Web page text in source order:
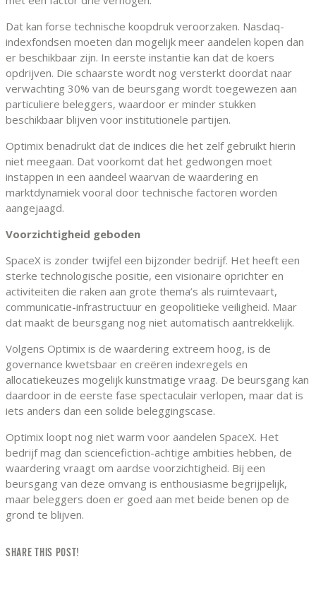
Dat kan forse technische koopdruk veroorzaken. Nasdaq-
indexfondsen moeten dan mogelijk meer aandelen kopen dan
er beschikbaar zijn. In eerste instantie kan dat de koers
opdrijven. Die schaarste wordt nog versterkt doordat naar
verwachting 30% van de beursgang wordt toegewezen aan
particuliere beleggers, waardoor er minder stukken
beschikbaar blijven voor institutionele partijen.
Optimix benadrukt dat de indices die het zelf gebruikt hierin
niet meegaan. Dat voorkomt dat het gedwongen moet
instappen in een aandeel waarvan de waardering en
marktdynamiek vooral door technische factoren worden
aangejaagd.
Voorzichtigheid geboden
SpaceX is zonder twijfel een bijzonder bedrijf. Het heeft een
sterke technologische positie, een visionaire oprichter en
activiteiten die raken aan grote thema’s als ruimtevaart,
communicatie-infrastructuur en geopolitieke veiligheid. Maar
dat maakt de beursgang nog niet automatisch aantrekkelijk.
Volgens Optimix is de waardering extreem hoog, is de
governance kwetsbaar en creëren indexregels en
allocatiekeuzes mogelijk kunstmatige vraag. De beursgang kan
daardoor in de eerste fase spectaculair verlopen, maar dat is
iets anders dan een solide beleggingscase.
Optimix loopt nog niet warm voor aandelen SpaceX. Het
bedrijf mag dan sciencefiction-achtige ambities hebben, de
waardering vraagt om aardse voorzichtigheid. Bij een
beursgang van deze omvang is enthousiasme begrijpelijk,
maar beleggers doen er goed aan met beide benen op de
grond te blijven.
SHARE THIS POST!